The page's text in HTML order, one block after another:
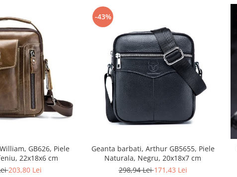
GB626, Piele
22x18x6 cm
203,80 Lei
-43%
Geanta barbati, Arthur GB5655, Piele
Naturala, Negru, 20x18x7 cm
298,94 Lei171,43 Lei